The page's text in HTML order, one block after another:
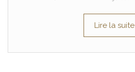
Lire la suite